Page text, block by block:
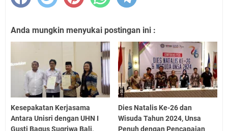
Anda mungkin menyukai postingan ini :
Kesepakatan Kerjasama
Antara Unisri dengan UHN I
Gusti Bagus Sugriwa Bali,
Dies Natalis Ke-26 dan
Wisuda Tahun 2024, Unsa
Penuh dengan Pencapaian